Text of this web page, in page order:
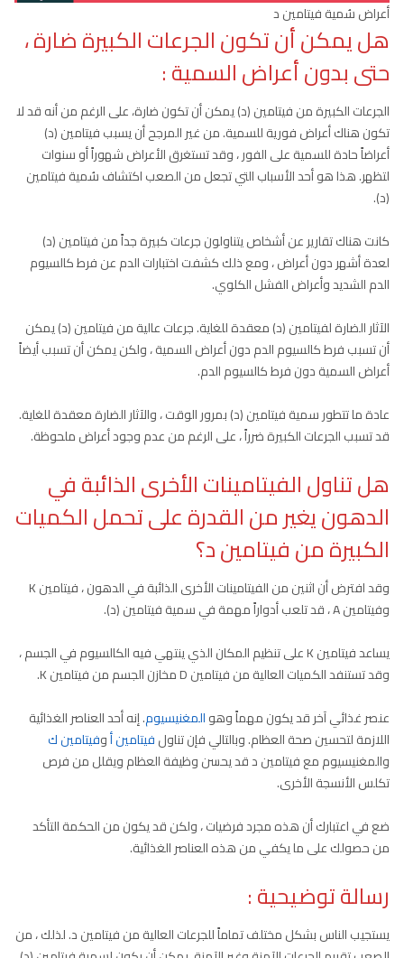
أعراض سُمية فيتامين د
هل يمكن أن تكون الجرعات الكبيرة ضارة ،
حتى بدون أعراض السمية:
الجرعات الكبيرة من فيتامين (د) يمكن أن تكون ضارة، على الرغم من أنه قد لا
تكون هناك أعراض فورية للسمية. من غير المرجح أن يسبب فيتامين (د)
أعراضاً حادة للسمية على الفور ، وقد تستغرق الأعراض شهوراً أو سنوات
لتظهر. هذا هو أحد الأسباب التي تجعل من الصعب اكتشاف سُمية فيتامين
(د).
كانت هناك تقارير عن أشخاص يتناولون جرعات كبيرة جداً من فيتامين (د)
لعدة أشهر دون أعراض ، ومع ذلك كشفت اختبارات الدم عن فرط كالسيوم
الدم الشديد وأعراض الفشل الكلوي.
الآثار الضارة لفيتامين (د) معقدة للغاية. جرعات عالية من فيتامين (د) يمكن
أن تسبب فرط كالسيوم الدم دون أعراض السمية ، ولكن يمكن أن تسبب أيضاً
أعراض السمية دون فرط كالسيوم الدم.
عادة ما تتطور سمية فيتامين (د) بمرور الوقت ، والآثار الضارة معقدة للغاية.
قد تسبب الجرعات الكبيرة ضرراً ، على الرغم من عدم وجود أعراض ملحوظة.
هل تناول الفيتامينات الأخرى الذائبة في
الدهون يغير من القدرة على تحمل الكميات
الكبيرة من فيتامين د؟
وقد افترض أن اثنين من الفيتامينات الأخرى الذائبة في الدهون ، فيتامين K
وفيتامين A ، قد تلعب أدواراً مهمة في سمية فيتامين (د).
يساعد فيتامين K على تنظيم المكان الذي ينتهي فيه الكالسيوم في الجسم ،
وقد تستنفد الكميات العالية من فيتامين D مخازن الجسم من فيتامين K.
عنصر غذائي آخر قد يكون مهماً وهوالمغنيسيوم. إنه أحد العناصر الغذائية
اللازمة لتحسين صحة العظام. وبالتالي فإن تناولفيتامين أوفيتامين ك
والمغنيسيوم مع فيتامين د قد يحسن وظيفة العظام ويقلل من فرص
تكلس الأنسجة الأخرى.
ضع في اعتبارك أن هذه مجرد فرضيات ، ولكن قد يكون من الحكمة التأكد
من حصولك على ما يكفي من هذه العناصر الغذائية.
رسالة توضيحية :
يستجيب الناس بشكل مختلف تماماً للجرعات العالية من فيتامين د. لذلك ، من